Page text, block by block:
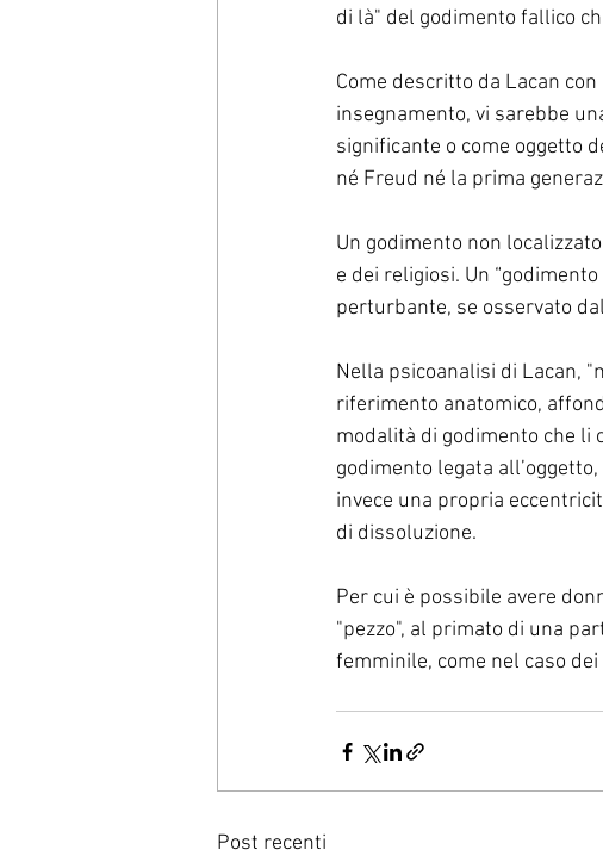
di là" del godimento fallico
Come descritto da Lacan
insegnamento, vi sarebbe
significante o come oggetto
né Freud né la prima
Un godimento non
e dei religiosi. Un
perturbante, se osservato
Nella psicoanalisi di Lacan,
riferimento anatomico,
modalità di godimento che li
godimento legata
invece una propria
di dissoluzione.
Per cui è possibile avere
"pezzo", al primato di una
femminile, come nel caso
Post recenti